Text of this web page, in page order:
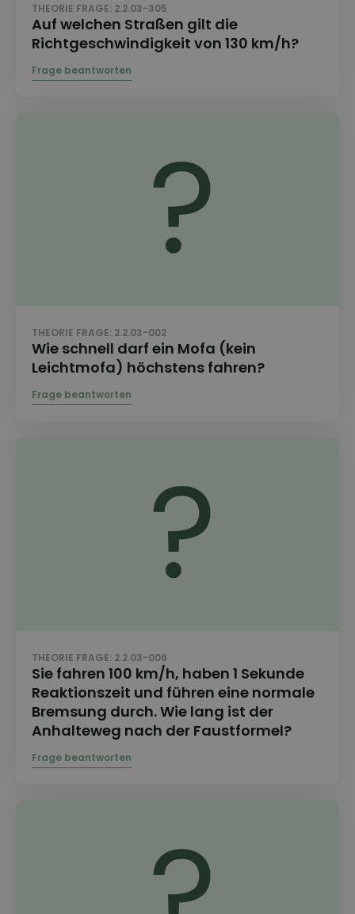
THEORIE FRAGE: 2.2.03-305
Auf welchen Straßen gilt die
Richtgeschwindigkeit von 130 km/h?
THEORIE FRAGE: 2.2.03-002
Wie schnell darf ein Mofa (kein
Leichtmofa) höchstens fahren?
THEORIE FRAGE: 2.2.03-006
Sie fahren 100 km/h, haben 1 Sekunde
Reaktionszeit und führen eine normale
Bremsung durch. Wie lang ist der
Anhalteweg nach der Faustformel?